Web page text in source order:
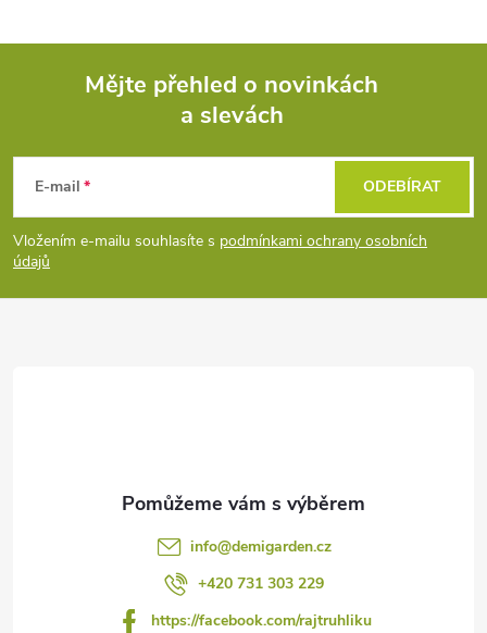
p
a
Mějte přehled o novinkách
a slevách
E-mail
Vložením e-mailu souhlasíte s podmínkami ochrany osobních
údajů
ODEBÍRAT
info@demigarden.cz
+420 731 303 229
https://facebook.com/rajtruhliku